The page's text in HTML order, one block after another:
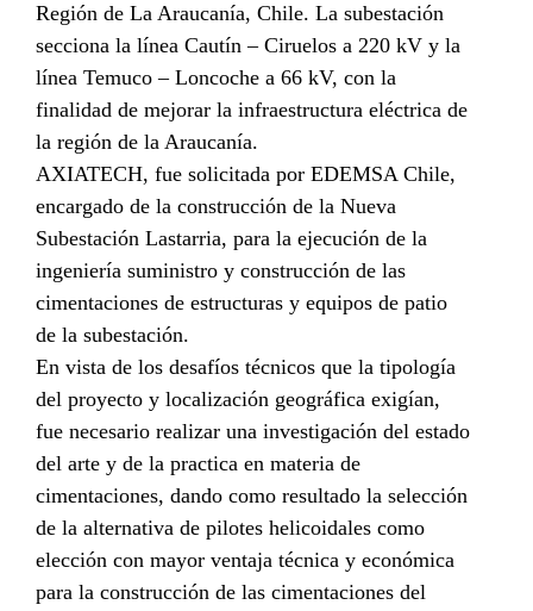
Región de La Araucanía, Chile. La subestación
secciona la línea Cautín – Ciruelos a 220 kV y la
línea Temuco – Loncoche a 66 kV, con la
finalidad de mejorar la infraestructura eléctrica de
la región de la Araucanía.
AXIATECH, fue solicitada por EDEMSA Chile,
encargado de la construcción de la Nueva
Subestación Lastarria, para la ejecución de la
ingeniería suministro y construcción de las
cimentaciones de estructuras y equipos de patio
de la subestación.
En vista de los desafíos técnicos que la tipología
del proyecto y localización geográfica exigían,
fue necesario realizar una investigación del estado
del arte y de la practica en materia de
cimentaciones, dando como resultado la selección
de la alternativa de pilotes helicoidales como
elección con mayor ventaja técnica y económica
para la construcción de las cimentaciones del